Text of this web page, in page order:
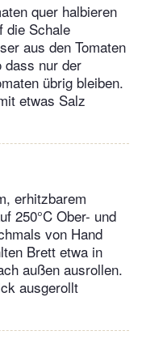
quer halbieren
die Schale
aus den Tomaten
dass nur der
übrig bleiben.
etwas Salz
erhitzbarem
250°C Ober- und
von Hand
Brett etwa in
außen ausrollen.
ausgerollt